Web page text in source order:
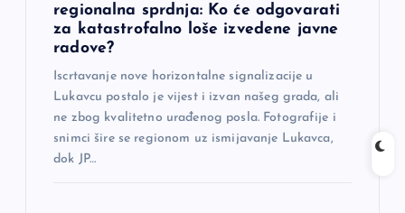
regionalna sprdnja: Ko će odgovarati
za katastrofalno loše izvedene javne
radove?
Iscrtavanje nove horizontalne signalizacije u
Lukavcu postalo je vijest i izvan našeg grada, ali
ne zbog kvalitetno urađenog posla. Fotografije i
snimci šire se regionom uz ismijavanje Lukavca,
dok JP…